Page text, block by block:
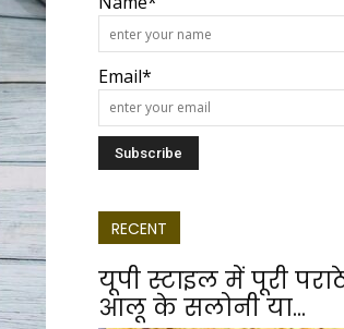
Email*
RECENT
यूपी स्टाइल में पूरी
आलू के सलोनी या...